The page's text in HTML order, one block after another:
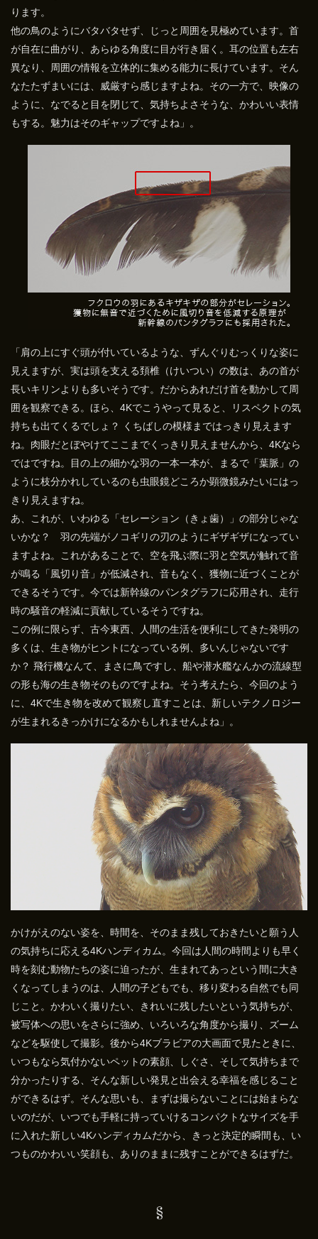
ります。
他の鳥のようにバタバタせず、じっと周囲を見極めています。首
が自在に曲がり、あらゆる角度に目が行き届く。耳の位置も左右
異なり、周囲の情報を立体的に集める能力に長けています。そん
なたたずまいには、威厳すら感じますよね。その一方で、映像の
ように、なでると目を閉じて、気持ちよさそうな、かわいい表情
もする。魅力はそのギャップですよね」。
「肩の上にすぐ頭が付いているような、ずんぐりむっくりな姿に
見えますが、実は頭を支える頚椎（けいつい）の数は、あの首が
長いキリンよりも多いそうです。だからあれだけ首を動かして周
囲を観察できる。ほら、4Kでこうやって見ると、リスペクトの気
持ちも出てくるでしょ？ くちばしの模様まではっきり見えます
ね。肉眼だとぼやけてここまでくっきり見えませんから、4Kなら
ではですね。目の上の細かな羽の一本一本が、まるで「葉脈」の
ように枝分かれしているのも虫眼鏡どころか顕微鏡みたいにはっ
きり見えますね。
あ、これが、いわゆる「セレーション（きょ歯）」の部分じゃな
いかな？ 羽の先端がノコギリの刃のようにギザギザになってい
ますよね。これがあることで、空を飛ぶ際に羽と空気が触れて音
が鳴る「風切り音」が低減され、音もなく、獲物に近づくことが
できるそうです。今では新幹線のパンタグラフに応用され、走行
時の騒音の軽減に貢献しているそうですね。
この例に限らず、古今東西、人間の生活を便利にしてきた発明の
多くは、生き物がヒントになっている例、多いんじゃないです
か？ 飛行機なんて、まさに鳥ですし、船や潜水艦なんかの流線型
の形も海の生き物そのものですよね。そう考えたら、今回のよう
に、4Kで生き物を改めて観察し直すことは、新しいテクノロジー
が生まれるきっかけになるかもしれませんよね」。
かけがえのない姿を、時間を、そのまま残しておきたいと願う人
の気持ちに応える4Kハンディカム。今回は人間の時間よりも早く
時を刻む動物たちの姿に迫ったが、生まれてあっという間に大き
くなってしまうのは、人間の子どもでも、移り変わる自然でも同
じこと。かわいく撮りたい、きれいに残したいという気持ちが、
被写体への思いをさらに強め、いろいろな角度から撮り、ズーム
などを駆使して撮影。後から4Kブラビアの大画面で見たときに、
いつもなら気付かないペットの素顔、しぐさ、そして気持ちまで
分かったりする、そんな新しい発見と出会える幸福を感じること
ができるはず。そんな思いも、まずは撮らないことには始まらな
いのだが、いつでも手軽に持っていけるコンパクトなサイズを手
に入れた新しい4Kハンディカムだから、きっと決定的瞬間も、い
つものかわいい笑顔も、ありのままに残すことができるはずだ。